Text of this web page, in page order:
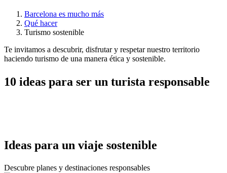
Barcelona es mucho más
Qué hacer
Turismo sostenible
Te invitamos a descubrir, disfrutar y respetar nuestro territorio
haciendo turismo de una manera ética y sostenible.
10 ideas para ser un turista responsable
Ideas para un viaje sostenible
Descubre planes y destinaciones responsables